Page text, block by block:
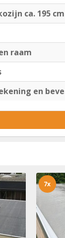
ca. 195 cm
raam
en
7x